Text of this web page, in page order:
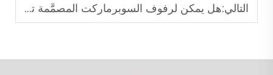
التالي:هل يمكن لرفوف السوبرماركت المصمَّمة تصميمًا جيدًا أن تؤثِّر في سلوك المستهلك؟